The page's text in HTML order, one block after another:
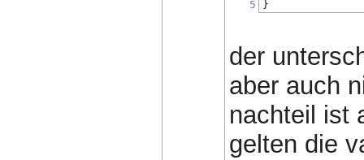
5 }
der
aber auch
nachteil ist
gelten die